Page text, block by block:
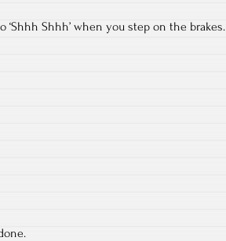
Shhh’ when you step on the brakes.